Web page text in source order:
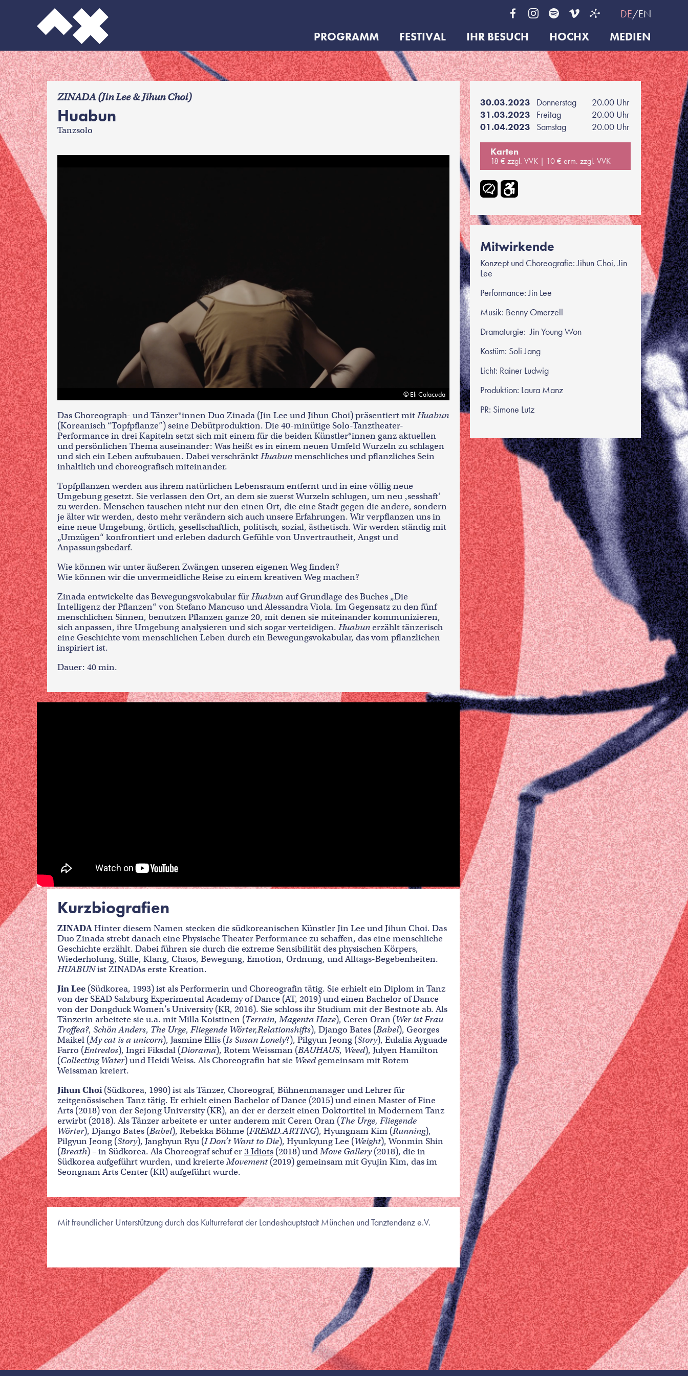
DE EN
PROGRAMM FESTIVAL IHR BESUCH HOCHX MEDIEN
f
ZINADA (Jin Lee & Jihun Choi)
Huabun
Tanzsolo
Eli Calacuda
Das Choreograph- und Tänzer*innen Duo Zinada (Jin Lee und Jihun Choi) präsentiert mitHuabun
(Koreanisch “Topfpflanze”) seine Debütproduktion. Die 40-minütige Solo-Tanztheater-
Performance in drei Kapiteln setzt sich mit einem für die beiden Künstler*innen ganz aktuellen
und persönlichen Thema auseinander: Was heißt es in einem neuen Umfeld Wurzeln zu schlagen
und sich ein Leben aufzubauen. Dabei verschränktHuabunmenschliches und pflanzliches Sein
inhaltlich und choreografisch miteinander.
Topfpflanzen werden aus ihrem natürlichen Lebensraum entfernt und in eine völlig neue
Umgebung gesetzt. Sie verlassen den Ort, an dem sie zuerst Wurzeln schlugen, um neu ‚sesshaft‘
zu werden. Menschen tauschen nicht nur den einen Ort, die eine Stadt gegen die andere, sondern
je älter wir werden, desto mehr verändern sich auch unsere Erfahrungen. Wir verpflanzen uns in
eine neue Umgebung, örtlich, gesellschaftlich, politisch, sozial, ästhetisch. Wir werden ständig mit
„Umzügen“ konfrontiert und erleben dadurch Gefühle von Unvertrautheit, Angst und
Anpassungsbedarf.
Wie können wir unter äußeren Zwängen unseren eigenen Weg finden?
Wie können wir die unvermeidliche Reise zu einem kreativen Weg machen?
Zinada entwickelte das Bewegungsvokabular fürHuabun auf Grundlage des Buches „Die
Intelligenz der Pflanzen“ von Stefano Mancuso und Alessandra Viola. Im Gegensatz zu den fünf
menschlichen Sinnen, benutzen Pflanzen ganze 20, mit denen sie miteinander kommunizieren,
sich anpassen, ihre Umgebung analysieren und sich sogar verteidigen. Huabunerzählt tänzerisch
eine Geschichte vom menschlichen Leben durch ein Bewegungsvokabular, das vom pflanzlichen
inspiriert ist.
Dauer: 40 min.
Kurzbiografien
ZINADAHinter diesem Namen stecken die südkoreanischen Künstler Jin Lee und Jihun Choi. Das
Duo Zinada strebt danach eine Physische Theater Performance zu schaffen, das eine menschliche
Geschichte erzählt. Dabei führen sie durch die extreme Sensibilität des physischen Körpers,
Wiederholung, Stille, Klang, Chaos, Bewegung, Emotion, Ordnung, und Alltags-Begebenheiten.
HUABUNist ZINADAs erste Kreation.
Jin Lee (Südkorea, 1993) ist als Performerin und Choreografin tätig. Sie erhielt ein Diplom in Tanz
von der SEAD Salzburg Experimental Academy of Dance (AT, 2019) und einen Bachelor of Dance
von der Dongduck Women’s University (KR, 2016). Sie schloss ihr Studium mit der Bestnote ab. Als
Tänzerin arbeitete sie u.a. mit Milla Koistinen (Terrain, Magenta Haze), Ceren Oran (Wer ist Frau
Troffea?, Schön Anders, The Urge, Fliegende Wörter,Relationshifts), Django Bates (Babel), Georges
Maikel (My cat is a unicorn), Jasmine Ellis (Is Susan Lonely?), Pilgyun Jeong (Story), Eulalia Ayguade
Farro (Entredos), Ingri Fiksdal (Diorama), Rotem Weissman (BAUHAUS, Weed), Julyen Hamilton
(Collecting Water) und Heidi Weiss. Als Choreografin hat sie Weedgemeinsam mit Rotem
Weissman kreiert.
Jihun Choi(Südkorea, 1990) ist als Tänzer, Choreograf, Bühnenmanager und Lehrer für
zeitgenössischen Tanz tätig. Er erhielt einen Bachelor of Dance (2015) und einen Master of Fine
Arts (2018) von der Sejong University (KR), an der er derzeit einen Doktortitel in Modernem Tanz
erwirbt (2018). Als Tänzer arbeitete er unter anderem mit Ceren Oran (The Urge, Fliegende
Wörter), Django Bates (Babel), Rebekka Böhme (FREMD.ARTING), Hyungnam Kim (Running),
Pilgyun Jeong (Story), Janghyun Ryu (I Don’t Want to Die), Hyunkyung Lee (Weight), Wonmin Shin
(Breath) – in Südkorea. Als Choreograf schuf er3 Idiots (2018) undMove Gallery(2018), die in
Südkorea aufgeführt wurden, und kreierteMovement(2019) gemeinsam mit Gyujin Kim, das im
Seongnam Arts Center (KR) aufgeführt wurde.
Mit freundlicher Unterstützung durch das Kulturreferat der Landeshauptstadt München und Tanztendenz e.V.
30.03.2023 Donnerstag
20.00 Uhr
31.03.2023
Freitag
20.00 Uhr
01.04.2023
Samstag 20.00 Uhr
Karten
18 € zzgl. VVK 10 € erm. zzgl. VVK
Mitwirkende
Konzept und Choreografie: Jihun Choi, Jin
Lee
Performance: Jin Lee
Musik: Benny Omerzell
Dramaturgie: Jin Young Won
Kostüm: Soli Jang
Licht: Rainer Ludwig
Produktion: Laura Manz
PR: Simone Lutz